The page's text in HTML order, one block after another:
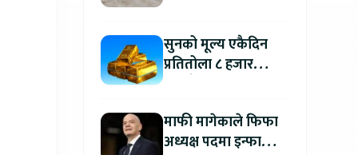
सुनको मूल्य एकैदिन
प्रतितोला ८ हजार
माफी मागेकाले फिफा
अध्यक्ष पदमा इन्फान्टिनो